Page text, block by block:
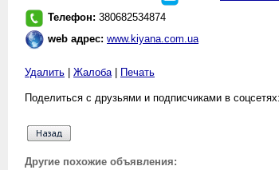
Телефон: 380682534874
web адрес: www.kiyana.com.ua
Удалить Жалоба| Печать
Поделиться с друзьями и подписчиками в соцсетях:
Другие похожие объявления: